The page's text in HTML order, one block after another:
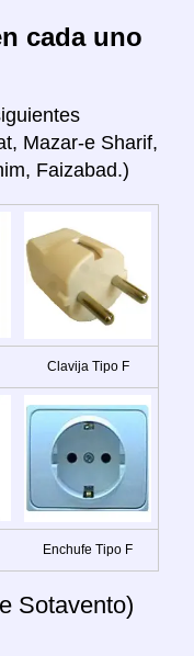
cada uno
Mazar-e Sharif,
Faizabad.)
Clavija Tipo F
Enchufe Tipo F
Sotavento)